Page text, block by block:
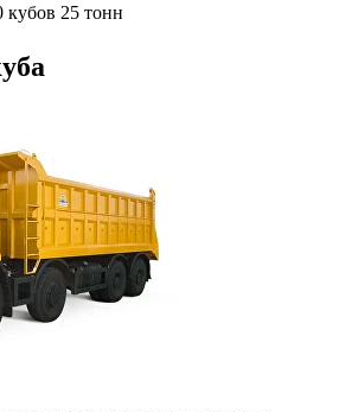
кубов 25 тонн